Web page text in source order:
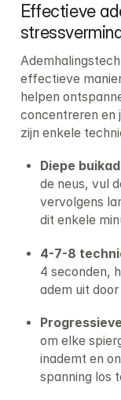
Effectieve
effectieve
helpen
concentreren en
zijn enkele
Diepe
de neus, vul
vervolgens
dit enkele
4-7-8
4 seconden,
adem uit
om elke
inademt en
spanning los